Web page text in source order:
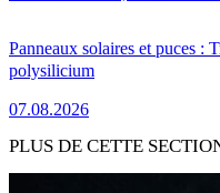
Panneaux solaires et puces :
polysilicium
07.08.2026
PLUS DE CETTE